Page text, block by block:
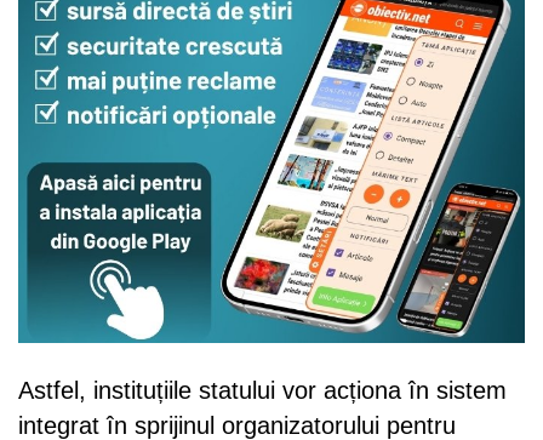
Astfel, instituțiile statului vor acționa în sistem
integrat în sprijinul organizatorului pentru